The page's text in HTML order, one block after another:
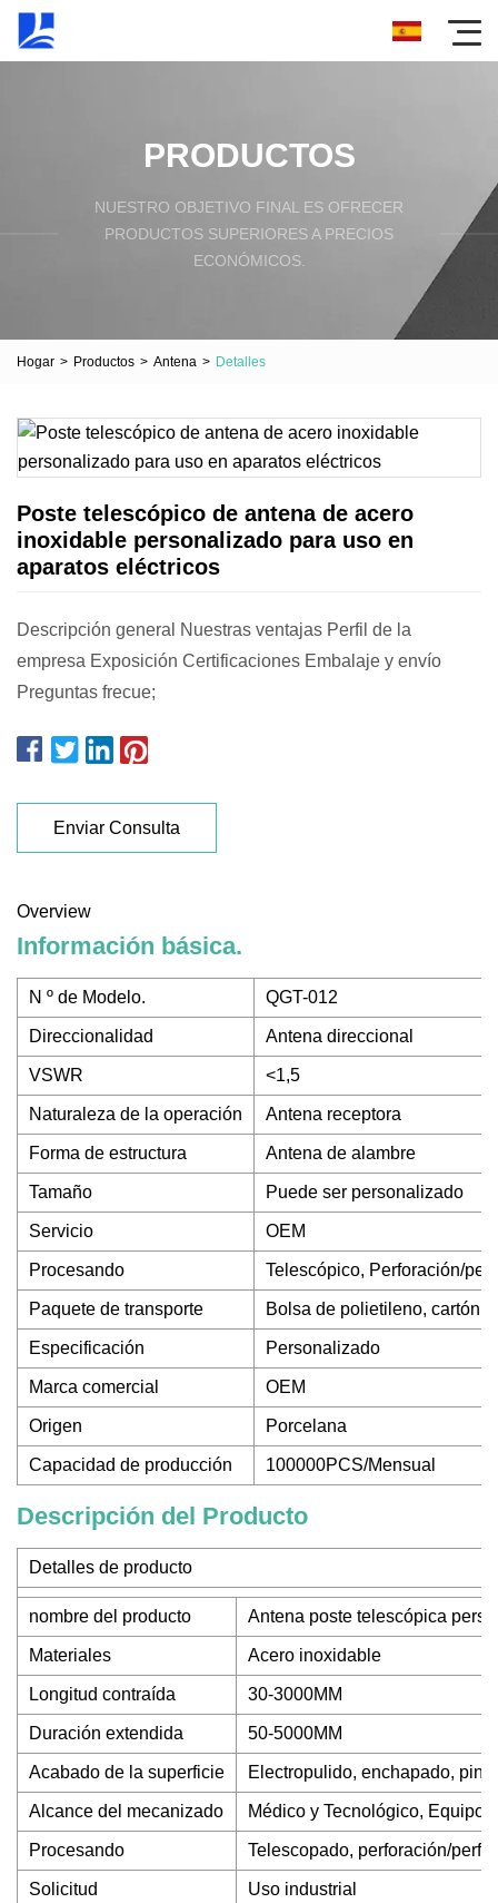
PRODUCTOS
NUESTRO OBJETIVO FINAL ES OFRECER
PRODUCTOS SUPERIORES A PRECIOS
ECONÓMICOS.
Hogar > Productos > Antena > Detalles
Poste telescópico de antena de acero
inoxidable personalizado para uso en
aparatos eléctricos
Descripción general Nuestras ventajas Perfil de la
empresa Exposición Certificaciones Embalaje y envío
Preguntas frecue;
Enviar Consulta
Overview
Información básica.
N º de Modelo. QGT-012
Direccionalidad Antena direccional
VSWR <1,5
Naturaleza de la operación Antena receptora
Forma de estructura Antena de alambre
Tamaño Puede ser personalizado
Servicio OEM
Procesando Telescópico, Perforación/
Paquete de transporte Bolsa de polietileno, cartón
Especificación Personalizado
Marca comercial OEM
Origen Porcelana
Capacidad de producción 100000PCS/Mensual
Descripción del Producto
Detalles de producto
nombre del producto Antena poste telescópica
Materiales Acero inoxidable
Longitud contraída 30-3000MM
Duración extendida 50-5000MM
Acabado de la superficie Electropulido, enchapado,
Alcance del mecanizado Médico y Tecnológico,
Procesando Telescopado, perforación/
Solicitud Uso industrial